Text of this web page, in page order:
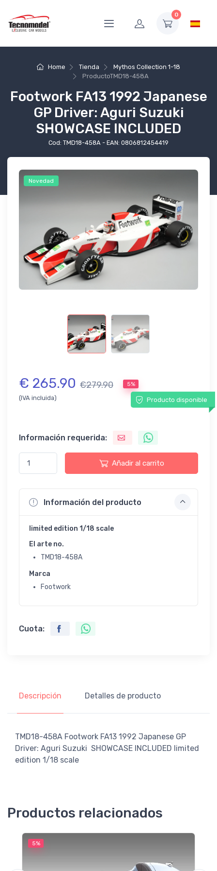
0
Home Tienda
Mythos Collection 1-18
ProductoTMD18-458A
Footwork FA13 1992 Japanese
GP Driver: Aguri Suzuki
SHOWCASE INCLUDED
Cod: TMD18-458A - EAN: 0806812454419
Novedad
€ 265.90 €279.90 5%
(IVA incluida) Producto disponible
Información requerida:
Añadir al carrito
Información del producto
limited edition 1/18 scale
El arte no.
TMD18-458A
Marca
Footwork
Cuota:
Descripción Detalles de producto
TMD18-458A Footwork FA13 1992 Japanese GP
Driver: Aguri Suzuki SHOWCASE INCLUDED limited
edition 1/18 scale
Productos relacionados
5%